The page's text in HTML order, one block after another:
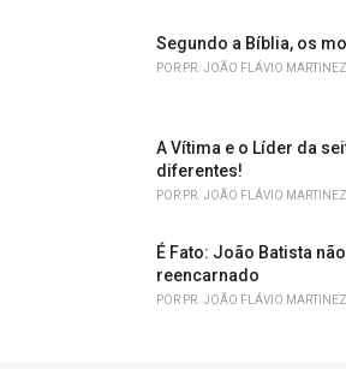
Segundo a Bíblia, os
POR PR. JOÃO FLÁVIO MARTINEZ
A Vítima e o Líder da
diferentes!
POR PR. JOÃO FLÁVIO MARTINEZ
É Fato: João Batista
reencarnado
POR PR. JOÃO FLÁVIO MARTINEZ